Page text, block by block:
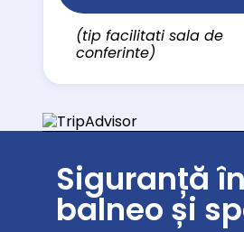
(tip facilitati sala de
conferinte)
Siguranță
balneo și